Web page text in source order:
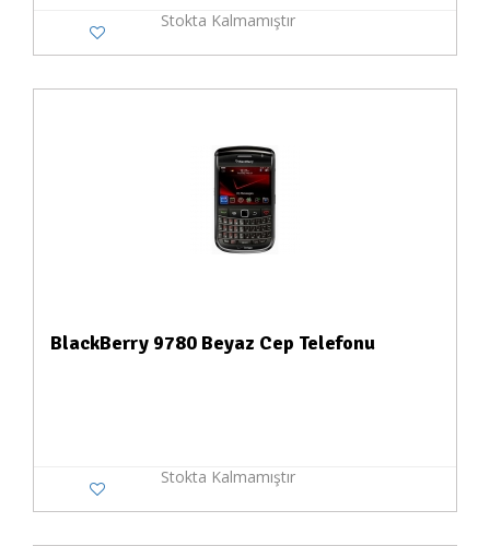
Stokta Kalmamıştır
BlackBerry 9780 Beyaz Cep Telefonu
Stokta Kalmamıştır